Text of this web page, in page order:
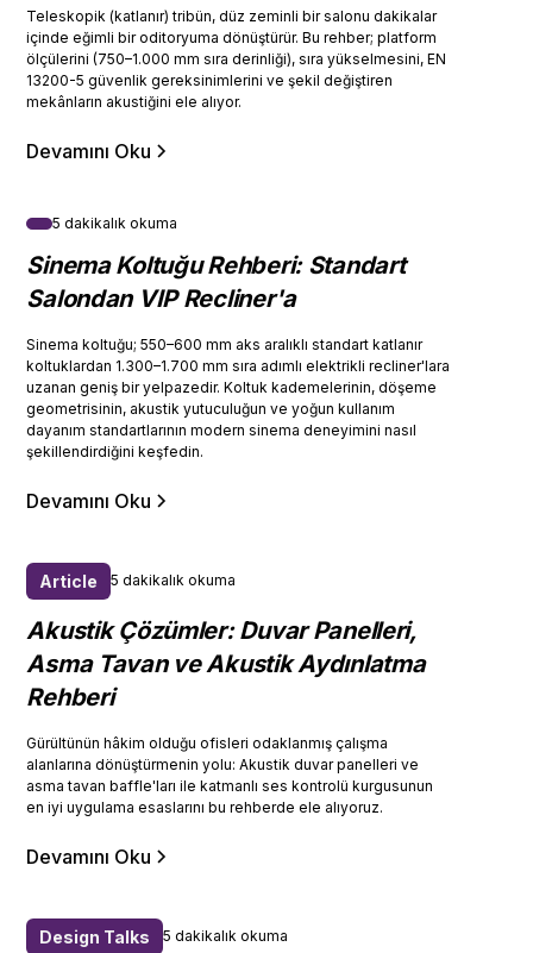
Teleskopik (katlanır) tribün, düz zeminli bir salonu dakikalar
içinde eğimli bir oditoryuma dönüştürür. Bu rehber; platform
ölçülerini (750–1.000 mm sıra derinliği), sıra yükselmesini, EN
13200-5 güvenlik gereksinimlerini ve şekil değiştiren
mekânların akustiğini ele alıyor.
Devamını Oku
5 dakikalık okuma
Sinema Koltuğu Rehberi: Standart
Salondan VIP Recliner'a
Sinema koltuğu; 550–600 mm aks aralıklı standart katlanır
koltuklardan 1.300–1.700 mm sıra adımlı elektrikli recliner'lara
uzanan geniş bir yelpazedir. Koltuk kademelerinin, döşeme
geometrisinin, akustik yutuculuğun ve yoğun kullanım
dayanım standartlarının modern sinema deneyimini nasıl
şekillendirdiğini keşfedin.
Devamını Oku
Article 5 dakikalık okuma
Akustik Çözümler: Duvar Panelleri,
Asma Tavan ve Akustik Aydınlatma
Rehberi
Gürültünün hâkim olduğu ofisleri odaklanmış çalışma
alanlarına dönüştürmenin yolu: Akustik duvar panelleri ve
asma tavan baffle'ları ile katmanlı ses kontrolü kurgusunun
en iyi uygulama esaslarını bu rehberde ele alıyoruz.
Devamını Oku
Design Talks 5 dakikalık okuma